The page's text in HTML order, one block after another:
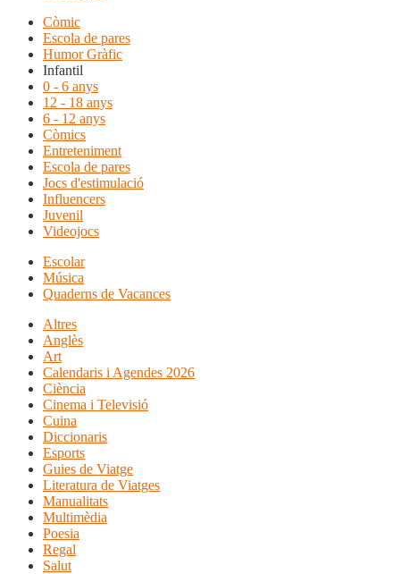
Còmic
Escola de pares
Humor Gràfic
Infantil
0 - 6 anys
12 - 18 anys
6 - 12 anys
Còmics
Entreteniment
Escola de pares
Jocs d'estimulació
Influencers
Juvenil
Videojocs
Escolar
Música
Quaderns de Vacances
Altres
Anglès
Art
Calendaris i Agendes 2026
Ciència
Cinema i Televisió
Cuina
Diccionaris
Esports
Guies de Viatge
Literatura de Viatges
Manualitats
Multimèdia
Poesia
Regal
Salut